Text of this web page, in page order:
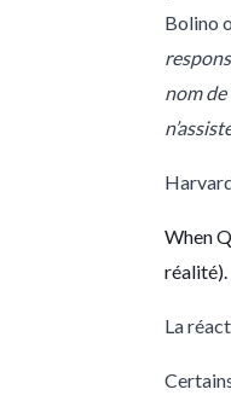
Bolino
nom
When
réalité).
La